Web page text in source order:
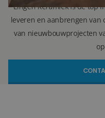
Lingen Keramiek is de top
leveren en aanbrengen
van nieuwbouwprojecten